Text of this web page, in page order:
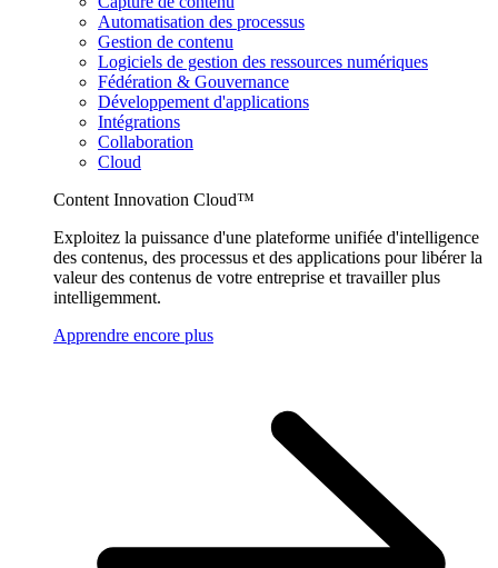
Automatisation des processus
Gestion de contenu
Logiciels de gestion des ressources numériques
Fédération & Gouvernance
Développement d'applications
Intégrations
Collaboration
Cloud
Content Innovation Cloud™
Exploitez la puissance d'une plateforme unifiée d'intelligence
des contenus, des processus et des applications pour libérer la
valeur des contenus de votre entreprise et travailler plus
intelligemment.
Apprendre encore plus